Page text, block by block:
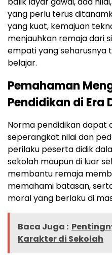
yang perlu terus
yang kuat, kemajuan
menjauhkan remaja dari
empati yang seharusnya
belajar.
Pemahaman
Pendidikan di Era
Norma pendidikan dapat
seperangkat nilai dan
perilaku peserta didik
sekolah maupun di luar
membantu remaja
memahami batasan,
moral yang berlaku di
Baca Juga :
Karakter di Sekolah